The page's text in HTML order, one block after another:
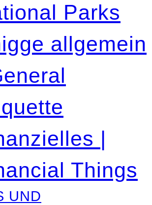
Parks
allgemein
|
Things
UND